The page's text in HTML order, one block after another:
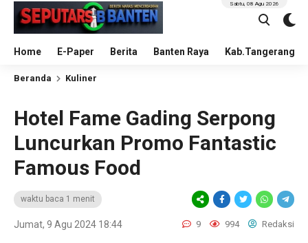
Home E-Paper Berita Banten Raya Kab.Tangerang
Sabtu, 08 Agu 2026
Beranda Kuliner
Hotel Fame Gading Serpong
Luncurkan Promo Fantastic
Famous Food
waktu baca 1 menit
Jumat, 9 Agu 2024 18:44 9 994 Redaksi